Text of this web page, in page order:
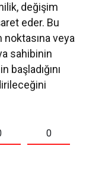
değişim
eder. Bu
veya
sahibinin
başladığını
0